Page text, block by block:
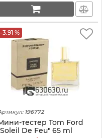
-3.91 %
196772
тестер Tom Ford
De Feu" 65 ml